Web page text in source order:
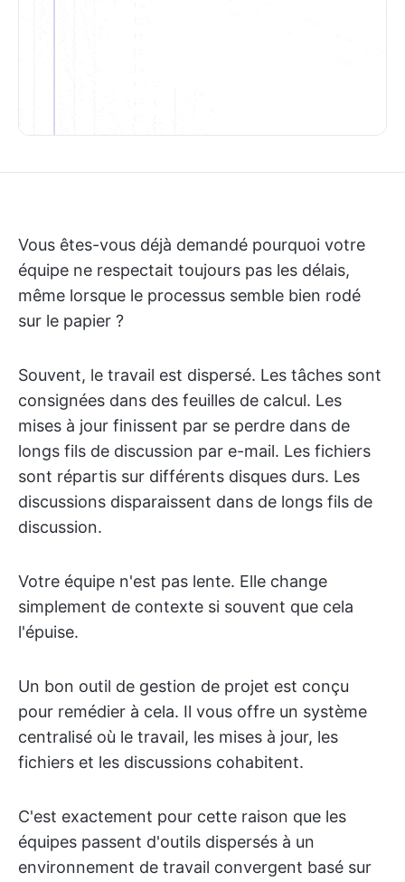
Vous êtes-vous déjà demandé pourquoi votre
équipe ne respectait toujours pas les délais,
même lorsque le processus semble bien rodé
sur le papier ?
Souvent, le travail est dispersé. Les tâches sont
consignées dans des feuilles de calcul. Les
mises à jour finissent par se perdre dans de
longs fils de discussion par e-mail. Les fichiers
sont répartis sur différents disques durs. Les
discussions disparaissent dans de longs fils de
discussion.
Votre équipe n'est pas lente. Elle change
simplement de contexte si souvent que cela
l'épuise.
Un bon outil de gestion de projet est conçu
pour remédier à cela. Il vous offre un système
centralisé où le travail, les mises à jour, les
fichiers et les discussions cohabitent.
C'est exactement pour cette raison que les
équipes passent d'outils dispersés à un
environnement de travail convergent basé sur